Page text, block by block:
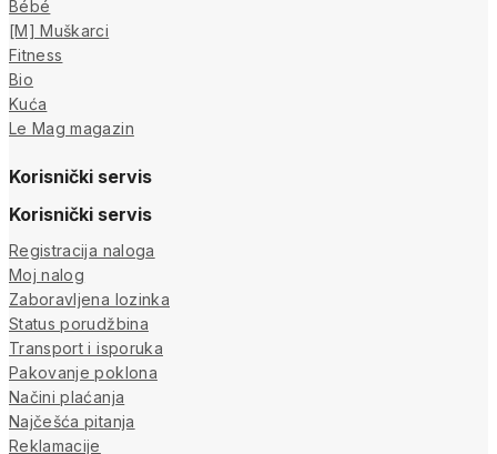
Bébé
[M] Muškarci
Fitness
Bio
Kuća
Le Mag magazin
Korisnički servis
Korisnički servis
Registracija naloga
Moj nalog
Zaboravljena lozinka
Status porudžbina
Transport i isporuka
Pakovanje poklona
Načini plaćanja
Najčešća pitanja
Reklamacije